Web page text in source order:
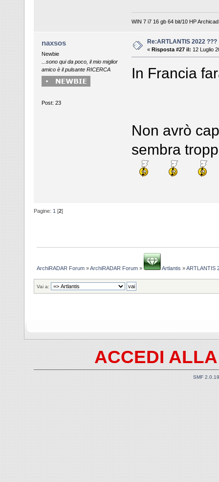
WIN 7 i7 16 gb 64 bit/10 HP
naxsos
Newbie
...sono qui da poco, il mio miglior
amico è il pulsante RICERCA
Post: 23
Re:ARTLANTIS 2022 ???
« Risposta #27 il: 12 Luglio
In Francia
Non avrò
sembra
Pagine: 1 [2]
ArchiRADAR Forum »ArchiRADAR Forum » Artlantis »ARTLANTIS
Vai a:
ACCEDI
SMF 2.0.19